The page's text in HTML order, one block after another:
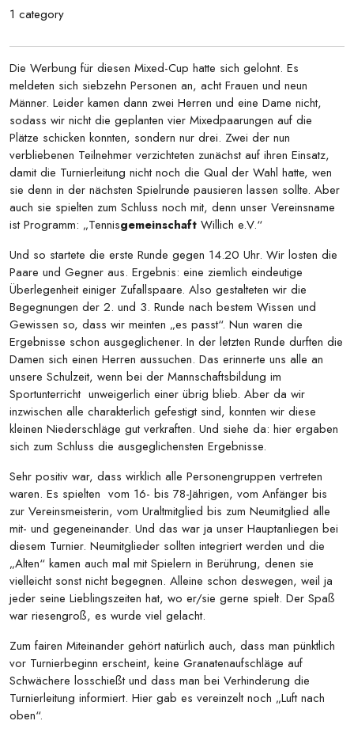
1 category
Die Werbung für diesen Mixed-Cup hatte sich gelohnt. Es
meldeten sich siebzehn Personen an, acht Frauen und neun
Männer. Leider kamen dann zwei Herren und eine Dame nicht,
sodass wir nicht die geplanten vier Mixedpaarungen auf die
Plätze schicken konnten, sondern nur drei. Zwei der nun
verbliebenen Teilnehmer verzichteten zunächst auf ihren Einsatz,
damit die Turnierleitung nicht noch die Qual der Wahl hatte, wen
sie denn in der nächsten Spielrunde pausieren lassen sollte. Aber
auch sie spielten zum Schluss noch mit, denn unser Vereinsname
ist Programm: „Tennisgemeinschaft Willich e.V.“
Und so startete die erste Runde gegen 14.20 Uhr. Wir losten die
Paare und Gegner aus. Ergebnis: eine ziemlich eindeutige
Überlegenheit einiger Zufallspaare. Also gestalteten wir die
Begegnungen der 2. und 3. Runde nach bestem Wissen und
Gewissen so, dass wir meinten „es passt“. Nun waren die
Ergebnisse schon ausgeglichener. In der letzten Runde durften die
Damen sich einen Herren aussuchen. Das erinnerte uns alle an
unsere Schulzeit, wenn bei der Mannschaftsbildung im
Sportunterricht unweigerlich einer übrig blieb. Aber da wir
inzwischen alle charakterlich gefestigt sind, konnten wir diese
kleinen Niederschläge gut verkraften. Und siehe da: hier ergaben
sich zum Schluss die ausgeglichensten Ergebnisse.
Sehr positiv war, dass wirklich alle Personengruppen vertreten
waren. Es spielten vom 16- bis 78-Jährigen, vom Anfänger bis
zur Vereinsmeisterin, vom Uraltmitglied bis zum Neumitglied alle
mit- und gegeneinander. Und das war ja unser Hauptanliegen bei
diesem Turnier. Neumitglieder sollten integriert werden und die
„Alten“ kamen auch mal mit Spielern in Berührung, denen sie
vielleicht sonst nicht begegnen. Alleine schon deswegen, weil ja
jeder seine Lieblingszeiten hat, wo er/sie gerne spielt. Der Spaß
war riesengroß, es wurde viel gelacht.
Zum fairen Miteinander gehört natürlich auch, dass man pünktlich
vor Turnierbeginn erscheint, keine Granatenaufschläge auf
Schwächere losschießt und dass man bei Verhinderung die
Turnierleitung informiert. Hier gab es vereinzelt noch „Luft nach
oben“.